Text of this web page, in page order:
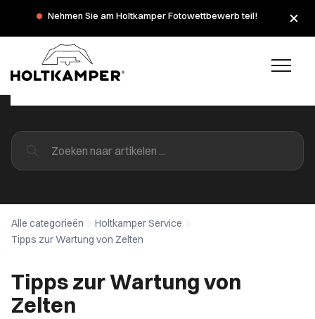
Nehmen Sie am Holtkamper Fotowettbewerb teil!
Alle categorieën
Holtkamper Service
Tipps zur Wartung von Zelten
Tipps zur Wartung von
Zelten